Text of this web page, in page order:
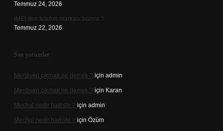
Temmuz 24, 2026
IMEI den telefon markası bulma ?
Temmuz 22, 2026
Son yorumlar
Merdiven çıkmak ne demek ? için admin
Merdiven çıkmak ne demek ? için Karan
Mechul nedir hadiste ? için admin
Mechul nedir hadiste ? için Özüm